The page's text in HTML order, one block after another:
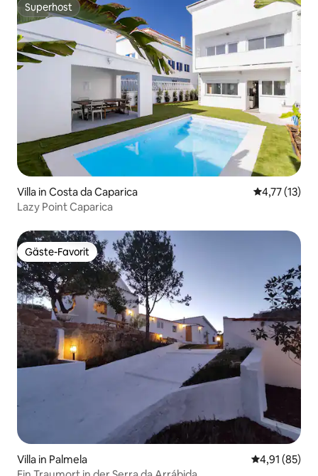
Superhost
Superhost
Villa in Costa da Caparica
4,77 (13)
Lazy Point Caparica
Gäste-Favorit
Gäste-Favorit
Villa in Palmela
4,91 (85)